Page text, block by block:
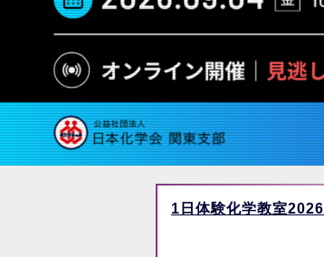
1日体験化学教室2026